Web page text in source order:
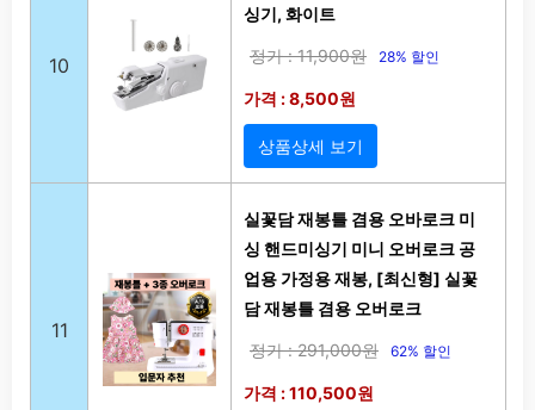
10
싱기, 화이트
정가 : 11,900원 28% 할인
가격 : 8,500원
상품상세 보기
11
실꽃담 재봉틀 겸용 오바로크 미
싱 핸드미싱기 미니 오버로크 공
업용 가정용 재봉, [최신형] 실꽃
담 재봉틀 겸용 오버로크
정가 : 291,000원 62% 할인
가격 : 110,500원